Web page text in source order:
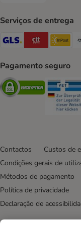
Serviços de entrega
GLS Shipping
Pagamento seguro
Security
Contactos Custos de
Condições gerais de
Métodos de pagamento
Política de privacidade
Declaração de
© zooplus SE